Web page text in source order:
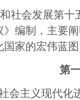
社会发展第
编制，主要
家的宏伟蓝
第
会主义现代